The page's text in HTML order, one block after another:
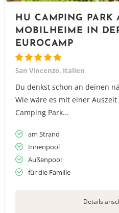
HU CAMPING PARK
MOBILHEIME IN
EUROCAMP
San Vincenzo, Italien
Du denkst schon an deinen
Wie wäre es mit einer
Camping Park...
am Strand
Innenpool
Außenpool
für die Familie
Details